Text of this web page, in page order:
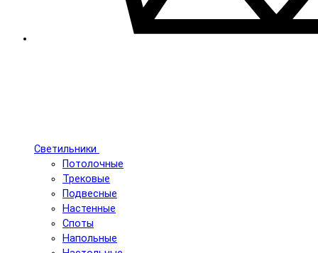
Светильники
Потолочные
Трековые
Подвесные
Настенные
Споты
Напольные